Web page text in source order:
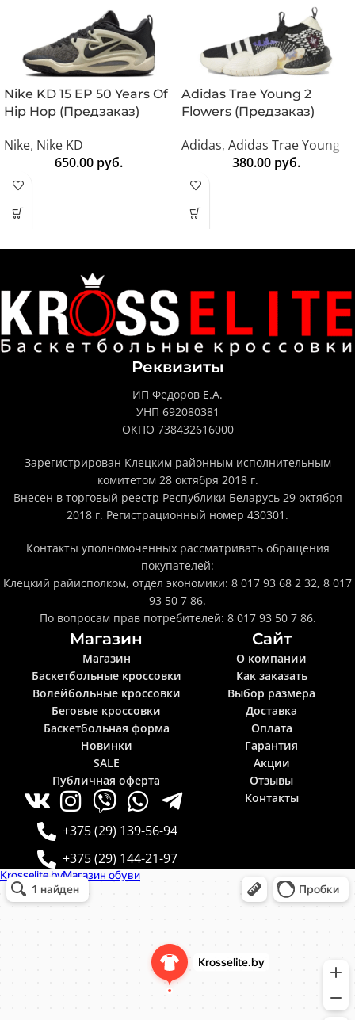
Nike KD 15 EP 50 Years Of
Hip Hop (Предзаказ)
Nike, Nike KD
650.00 руб.
Adidas Trae Young 2
Flowers (Предзаказ)
Adidas, Adidas Trae Young
380.00 руб.
Реквизиты
ИП Федоров Е.А.
УНП 692080381
ОКПО 738432616000
Зарегистрирован Клецким районным исполнительным
комитетом 28 октября 2018 г.
Внесен в торговый реестр Республики Беларусь 29 октября
2018 г. Регистрационный номер 430301.
Контакты уполномоченных рассматривать обращения
покупателей:
Клецкий райисполком, отдел экономики: 8 017 93 68 2 32, 8 017
93 50 7 86.
По вопросам прав потребителей: 8 017 93 50 7 86.
Магазин
Магазин
Баскетбольные кроссовки
Волейбольные кроссовки
Беговые кроссовки
Баскетбольная форма
Новинки
SALE
Публичная оферта
+375 (29) 139-56-94
+375 (29) 144-21-97
Сайт
О компании
Как заказать
Выбор размера
Доставка
Оплата
Гарантия
Акции
Отзывы
Контакты
Krosselite.by
Информационный интернет-сайт в Минске